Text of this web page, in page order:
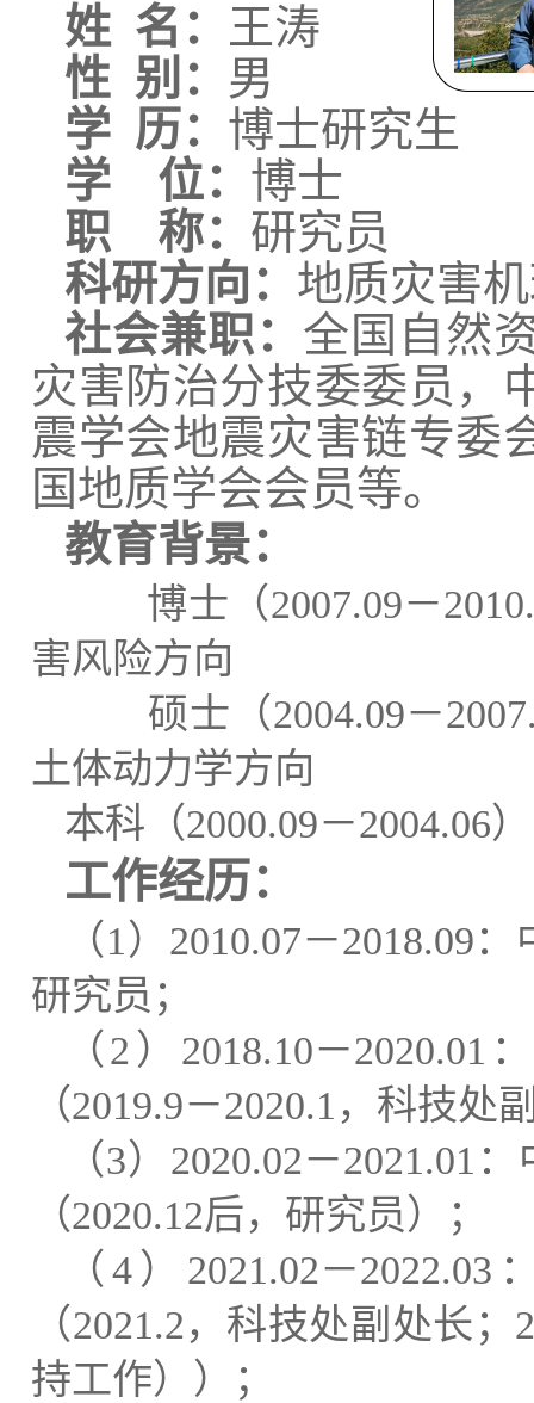
姓 名： 王涛
性 别： 男
学 历： 博士研究生
学 位： 博士
职 称： 研究员
科研方向： 地质灾害
社会兼职： 全国自然
灾害防治分技委委员，
震学会地震灾害链专委
国地质学会会员等。
教育背景：
博士 （2007.09－2010.
害风险方向
硕士（2004.09－2007
土体动力学方向
本科（2000.09－2004.06
工作经历：
（ 1 ） 2010.07－2018.09：
研究员；
（ 2 ） 2018.10－2020.01
（2019.9－2020.1 ，科技处
（3） 2020.02－2021.01
（2020.12后，研究员）；
（4 ） 2021.02－2022.03
（2021.2，科技处副处长；
持工作））；